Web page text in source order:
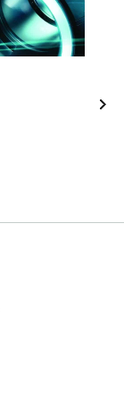
icon